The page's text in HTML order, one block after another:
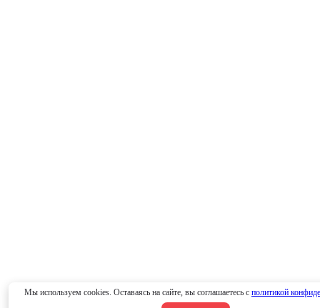
Мы используем cookies. Оставаясь на сайте, вы соглашаетесь с политикой